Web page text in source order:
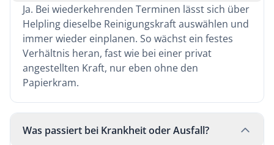
Ja. Bei wiederkehrenden Terminen lässt sich über
Helpling dieselbe Reinigungskraft auswählen und
immer wieder einplanen. So wächst ein festes
Verhältnis heran, fast wie bei einer privat
angestellten Kraft, nur eben ohne den
Papierkram.
Was passiert bei Krankheit oder Ausfall?